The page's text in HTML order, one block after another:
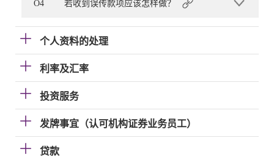
O4 若收到误传款项应该怎样做？
个人资料的处理
利率及汇率
投资服务
发牌事宜（认可机构证券业务员工）
贷款